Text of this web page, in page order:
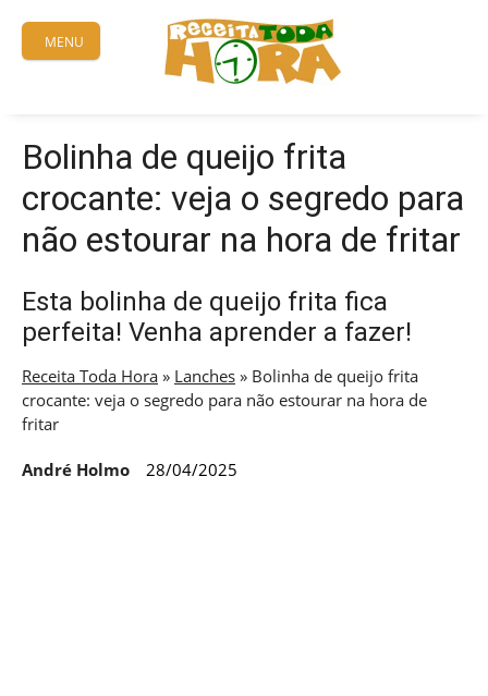
content
MENU
Bolinha de queijo frita
crocante: veja o segredo para
não estourar na hora de fritar
Esta bolinha de queijo frita fica
perfeita! Venha aprender a fazer!
Receita Toda Hora » Lanches » Bolinha de queijo frita
crocante: veja o segredo para não estourar na hora de
fritar
André Holmo 28/04/2025